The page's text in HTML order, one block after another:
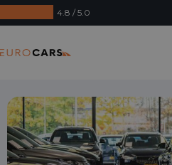
4.8 / 5.0